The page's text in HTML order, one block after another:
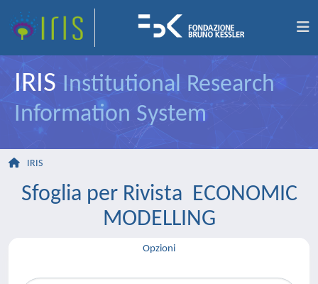
IRIS Institutional Research
Information System
IRIS
Sfoglia per Rivista ECONOMIC
MODELLING
Opzioni